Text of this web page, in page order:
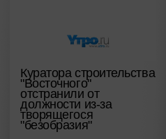
Куратора строительства
"Восточного"
отстранили от
должности из-за
творящегося
"безобразия"